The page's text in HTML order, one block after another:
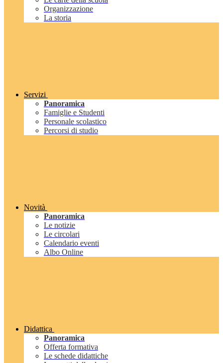
Organizzazione
La storia
Servizi
Panoramica
Famiglie e Studenti
Personale scolastico
Percorsi di studio
Novità
Panoramica
Le notizie
Le circolari
Calendario eventi
Albo Online
Didattica
Panoramica
Offerta formativa
Le schede didattiche